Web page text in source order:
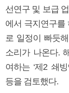
선연구 및 보급
에서 극지연구를
로 일정이 빠듯
소리가 나온다.
여하는 ‘제2 쇄
등을 검토했다.